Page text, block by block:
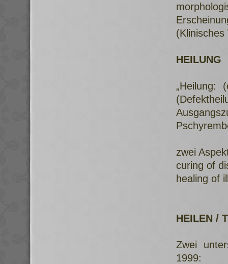
HEILUNG
„Heilung:
zwei
curing of
healing of
HEILEN /
Zwei
1999: